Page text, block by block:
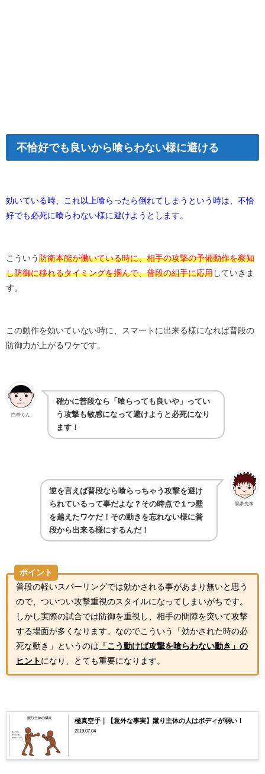
不恰好でも良いから喰らわない様に避ける
効いている時、これ以上喰らったら倒れてしまうという時は、不恰
好でも必死に喰らわない様に避けようとします。
こういう 防衛本能が働いている時に、相手の攻撃の予備動作を察知
し防御に移れるタイミングを掴んで、普段の組手に応用 していきま
す。
この動作を効いていない時に、スマートに出来る様になれば普段の
防御力が上がるワケです。
白帯くん
確かに普段なら「喰らっても良いや」ってい
う攻撃も敏感になって避けようと必死になり
ます！
黒帯先輩
逆を言えば普段なら喰らっちゃう攻撃を避け
られているって事だよな？その時点で１つ壁
を越えたワケだ！その動きを忘れない様に普
段から出来る様にするんだ！
ポイント
普段の軽いスパーリングでは効かされる事があまり無いと思う
ので、ついつい攻撃重視のスタイルになってしまいがちです。
しかし実際の試合では防御を重視し、相手の間隙を突いて攻撃
する場面が多くなります。なのでこういう「効かされた時の必
死な動き」というのは 「こう動けば攻撃を喰らわない動き」の
ヒント になり、とても重要になります。
極真空手｜【意外な事実】蹴り主体の人はボディが弱い！
2019.07.04